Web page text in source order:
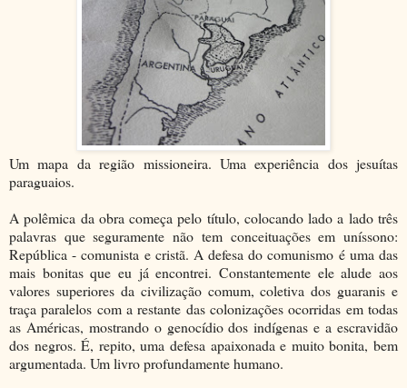
Um mapa da região missioneira. Uma experiência dos jesuítas
paraguaios.
A polêmica da obra começa pelo título, colocando lado a lado três
palavras que seguramente não tem conceituações em uníssono:
República - comunista e cristã. A defesa do comunismo é uma das
mais bonitas que eu já encontrei. Constantemente ele alude aos
valores superiores da civilização comum, coletiva dos guaranis e
traça paralelos com a restante das colonizações ocorridas em todas
as Américas, mostrando o genocídio dos indígenas e a escravidão
dos negros. É, repito, uma defesa apaixonada e muito bonita, bem
argumentada. Um livro profundamente humano.